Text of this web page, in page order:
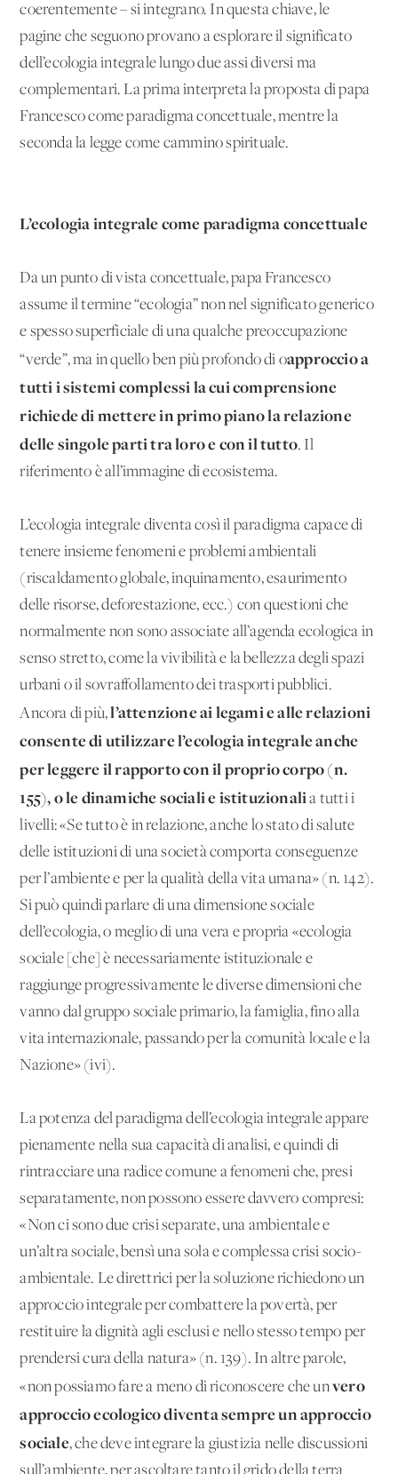
coerentemente – si integrano. In questa chiave, le
pagine che seguono provano a esplorare il significato
dell’ecologia integrale lungo due assi diversi ma
complementari. La prima interpreta la proposta di papa
Francesco come paradigma concettuale, mentre la
seconda la legge come cammino spirituale.
L’ecologia integrale come paradigma concettuale
Da un punto di vista concettuale, papa Francesco
assume il termine “ecologia” non nel significato generico
e spesso superficiale di una qualche preoccupazione
“verde”, ma in quello ben più profondo di oapproccio a
tutti i sistemi complessi la cui comprensione
richiede di mettere in primo piano la relazione
delle singole parti tra loro e con il tutto. Il
riferimento è all’immagine di ecosistema.
L’ecologia integrale diventa così il paradigma capace di
tenere insieme fenomeni e problemi ambientali
(riscaldamento globale, inquinamento, esaurimento
delle risorse, deforestazione, ecc.) con questioni che
normalmente non sono associate all’agenda ecologica in
senso stretto, come la vivibilità e la bellezza degli spazi
urbani o il sovraffollamento dei trasporti pubblici.
Ancora di più,l’attenzione ai legami e alle relazioni
consente di utilizzare l’ecologia integrale anche
per leggere il rapporto con il proprio corpo (n.
155), o le dinamiche sociali e istituzionalia tutti i
livelli: «Se tutto è in relazione, anche lo stato di salute
delle istituzioni di una società comporta conseguenze
per l’ambiente e per la qualità della vita umana» (n. 142).
Si può quindi parlare di una dimensione sociale
dell’ecologia, o meglio di una vera e propria «ecologia
sociale [che] è necessariamente istituzionale e
raggiunge progressivamente le diverse dimensioni che
vanno dal gruppo sociale primario, la famiglia, fino alla
vita internazionale, passando per la comunità locale e la
Nazione» (ivi).
La potenza del paradigma dell’ecologia integrale appare
pienamente nella sua capacità di analisi, e quindi di
rintracciare una radice comune a fenomeni che, presi
separatamente, non possono essere davvero compresi:
«Non ci sono due crisi separate, una ambientale e
un’altra sociale, bensì una sola e complessa crisi socio-
ambientale. Le direttrici per la soluzione richiedono un
approccio integrale per combattere la povertà, per
restituire la dignità agli esclusi e nello stesso tempo per
prendersi cura della natura» (n. 139). In altre parole,
«non possiamo fare a meno di riconoscere che unvero
approccio ecologico diventa sempre un approccio
sociale, che deve integrare la giustizia nelle discussioni
sull’ambiente, per ascoltare tanto il grido della terra